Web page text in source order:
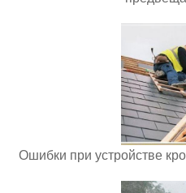
Ошибки при устройстве